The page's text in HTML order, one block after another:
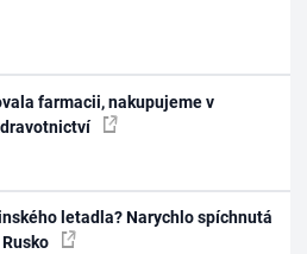
farmacii, nakupujeme v
letadla? Narychlo spíchnutá